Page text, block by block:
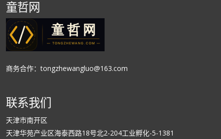
童哲网
商务合作：tongzhewangluo@163.com
联系我们
天津市南开区
天津华苑产业区海泰西路18号北2-204工业孵化-5-1381